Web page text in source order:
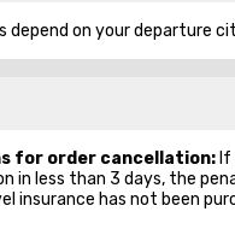
depend on your departure
for order cancellation:
in less than 3 days, the
insurance has not been